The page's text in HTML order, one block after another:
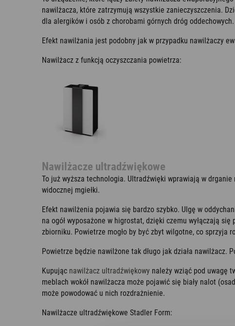
nawilżacza, które zatrzymują wszystkie zanieczyszczenia.
dla alergików i osób z chorobami górnych dróg oddechowych.
Efekt nawilżania jest podobny jak w przypadku nawilżaczy
Nawilżacz z funkcją oczyszczania powietrza:
Nawilżacze ultradźwiękowe
To już wyższa technologia. Ultradźwięki wprawiają w
widocznej mgiełki.
Efekt nawilżenia pojawia się bardzo szybko. Ulgę w
na ogół wyposażone w higrostat, dzięki czemu wyłączają
zbiorniku. Powietrze mogło by być zbyt wilgotne, co sprzyja
Powietrze będzie nawilżone tak długo jak działa nawilżacz.
Kupując nawilżacz ultradźwiękowy należy wziąć pod uwagę
meblach wokół nawilżacza może pojawić się biały nalot
może powodować u nich rozdrażnienie.
Nawilżacze ultradźwiękowe Stadler Form: